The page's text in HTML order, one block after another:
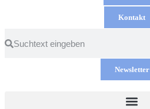
Kontakt
Newsletter